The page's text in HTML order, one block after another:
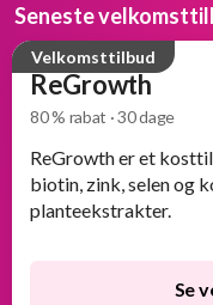
Seneste
Velkomsttilbud
ReGrowth
80 % rabat · 30 dage
ReGrowth er et
biotin, zink, selen og
planteekstrakter.
Se